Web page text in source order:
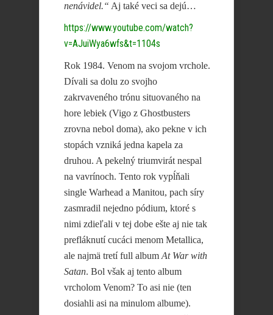
nenávidel.“ Aj také veci sa dejú…
https://www.youtube.com/watch?
v=AJuiWya6wfs&t=1104s
Rok 1984. Venom na svojom vrchole.
Dívali sa dolu zo svojho
zakrvaveného trónu situovaného na
hore lebiek (Vigo z Ghostbusters
zrovna nebol doma), ako pekne v ich
stopách vzniká jedna kapela za
druhou. A pekelný triumvirát nespal
na vavrínoch. Tento rok vypĺňali
single Warhead a Manitou, pach síry
zasmradil nejedno pódium, ktoré s
nimi zdieľali v tej dobe ešte aj nie tak
prefláknutí cucáci menom Metallica,
ale najmä tretí full album At War with
Satan. Bol však aj tento album
vrcholom Venom? To asi nie (ten
dosiahli asi na minulom albume).